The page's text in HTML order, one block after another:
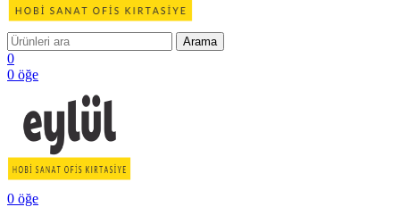
Arama
0
0 öğe
0 öğe